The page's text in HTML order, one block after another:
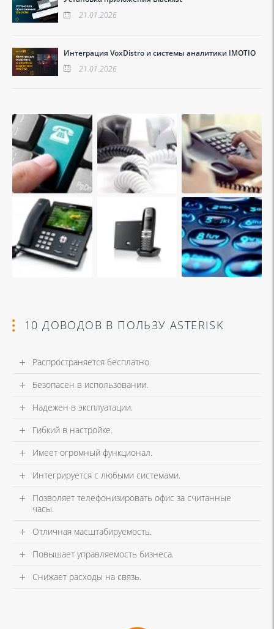
21.01.2026
Интеграция VoxDistro и системы аналитики IMOTIO
21.01.2026
10 ДОВОДОВ В ПОЛЬЗУ ASTERISK
Распространяется бесплатно.
Безопасен в использовании.
Надежен в эксплуатации.
Гибкий в настройке.
Имеет огромный функционал.
Интегрируется с любыми системами.
Позволяет телефонизировать офис за считанные
часы.
Отличная масштабируемость.
Повышает управляемость бизнеса.
Снижает расходы на связь.